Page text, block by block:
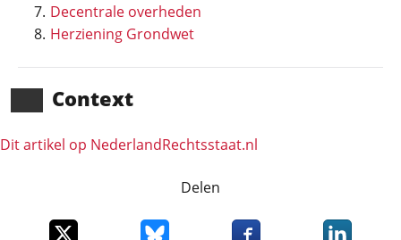
Decentrale overheden
Herziening Grondwet
Context
Dit artikel op NederlandRechts­staat.nl
Delen
Deel dit item op XDeel dit item op Bluesky
Deel dit item opDeel dit